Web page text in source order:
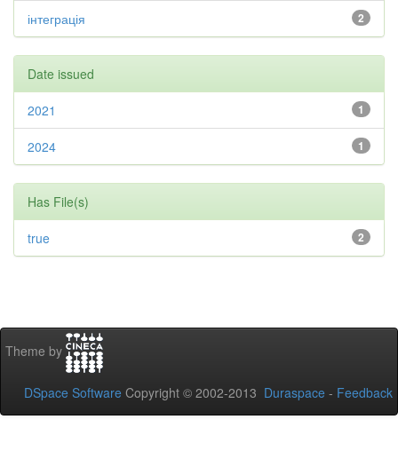
2
інтеграція
Date issued
1
2021
1
2024
Has File(s)
2
true
Theme by
DSpace Software Copyright © 2002-2013 Duraspace - Feedback